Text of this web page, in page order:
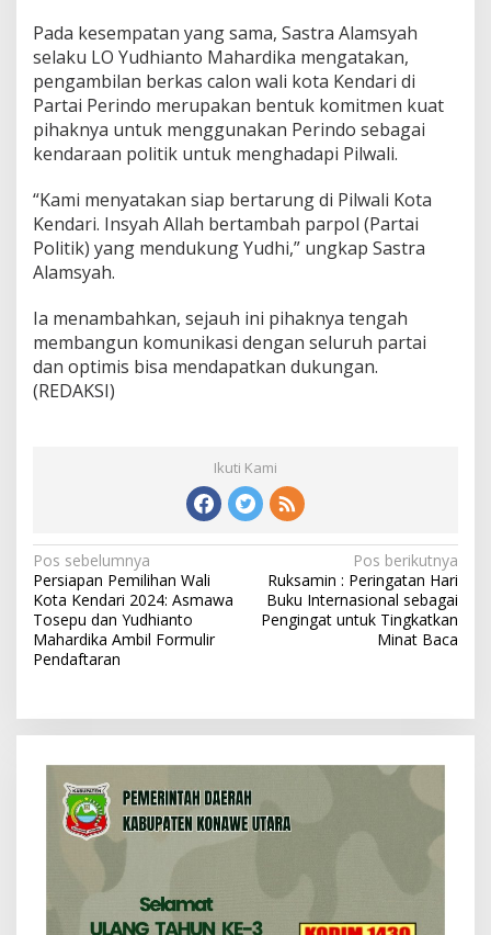
Pada kesempatan yang sama, Sastra Alamsyah
selaku LO Yudhianto Mahardika mengatakan,
pengambilan berkas calon wali kota Kendari di
Partai Perindo merupakan bentuk komitmen kuat
pihaknya untuk menggunakan Perindo sebagai
kendaraan politik untuk menghadapi Pilwali.
“Kami menyatakan siap bertarung di Pilwali Kota
Kendari. Insyah Allah bertambah parpol (Partai
Politik) yang mendukung Yudhi,” ungkap Sastra
Alamsyah.
Ia menambahkan, sejauh ini pihaknya tengah
membangun komunikasi dengan seluruh partai
dan optimis bisa mendapatkan dukungan.
(REDAKSI)
Ikuti Kami
N
a
v
i
a
Pos sebelumnya
Persiapan Pemilihan Wali
Kota Kendari 2024: Asmawa
Tosepu dan Yudhianto
Mahardika Ambil Formulir
Pendaftaran
Pos berikutnya
Ruksamin : Peringatan Hari
Buku Internasional sebagai
Pengingat untuk Tingkatkan
Minat Baca